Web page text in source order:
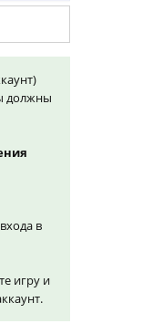
должны
в
игру и